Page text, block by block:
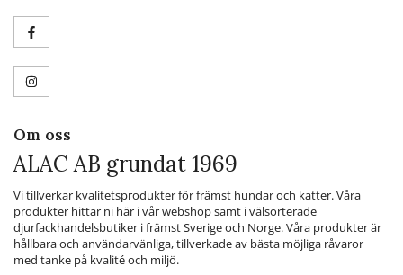
Om oss
ALAC AB grundat 1969
Vi tillverkar kvalitetsprodukter för främst hundar och katter. Våra
produkter hittar ni här i vår webshop samt i välsorterade
djurfackhandelsbutiker i främst Sverige och Norge. Våra produkter är
hållbara och användarvänliga, tillverkade av bästa möjliga råvaror
med tanke på kvalité och miljö.